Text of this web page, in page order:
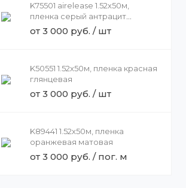
K75501 airelease 1.52х50м,
пленка серый антрацит
матовая
от 3 000 руб. / шт
K50551 1.52х50м, пленка красная
глянцевая
от 3 000 руб. / шт
K89441 1.52х50м, пленка
оранжевая матовая
от 3 000 руб. / пог. м